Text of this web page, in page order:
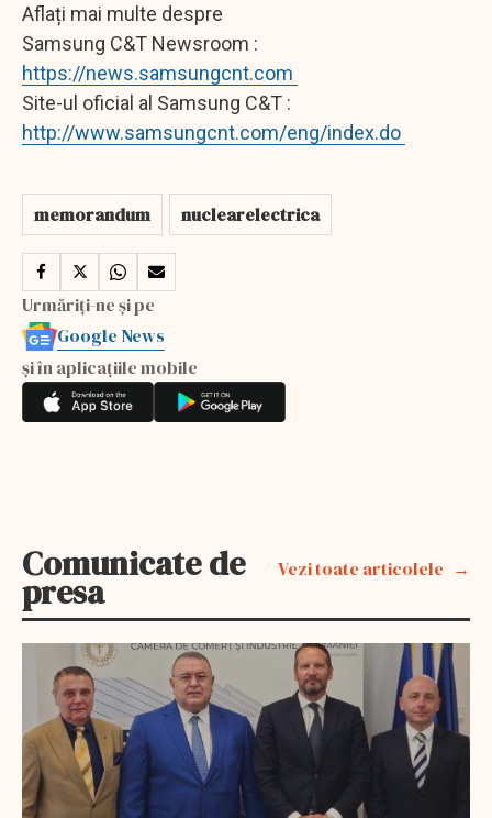
Aflați mai multe despre
Samsung C&T Newsroom :
https://news.samsungcnt.com
Site-ul oficial al Samsung C&T :
http://www.samsungcnt.com/eng/index.do
memorandum nuclearelectrica
Urmăriți-ne și pe
Google News
și în aplicațiile mobile
Comunicate de
presa
Vezi toate articolele